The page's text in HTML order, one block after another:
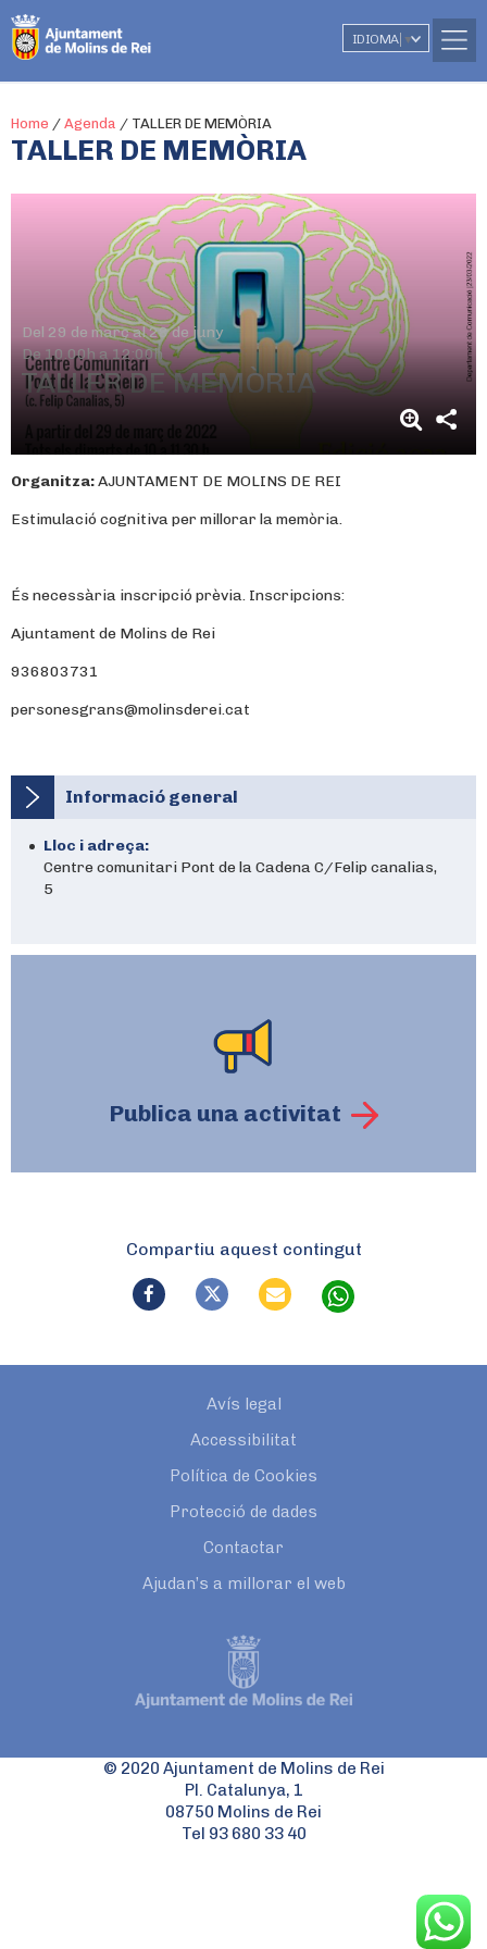
IDIOMA ▼
Home / Agenda / TALLER DE MEMÒRIA
TALLER DE MEMÒRIA
Del 29 de març al 28 de juny
De 10.00h a 12:00h
TALLER DE MEMÒRIA
Organitza:AJUNTAMENT DE MOLINS DE REI
Estimulació cognitiva per millorar la memòria.
És necessària inscripció prèvia. Inscripcions:
Ajuntament de Molins de Rei
936803731
personesgrans@molinsderei.cat
Informació general
Lloc i adreça:
Centre comunitari Pont de la Cadena C/Felip canalias,
5
Publica una activitat
Compartiu aquest contingut
Avís legal
Accessibilitat
Política de Cookies
Protecció de dades
Contactar
Ajudan’s a millorar el web
© 2020 Ajuntament de Molins de Rei
Pl. Catalunya, 1
08750 Molins de Rei
Tel 93 680 33 40